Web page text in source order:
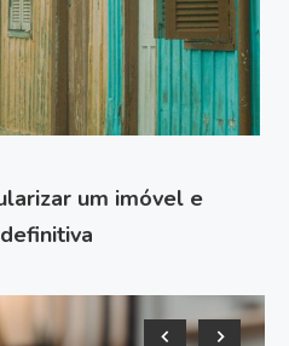
um imóvel e